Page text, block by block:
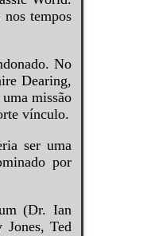
tempos
No
Dearing,
missão
vínculo.
ser uma
por
(Dr. Ian
Ted